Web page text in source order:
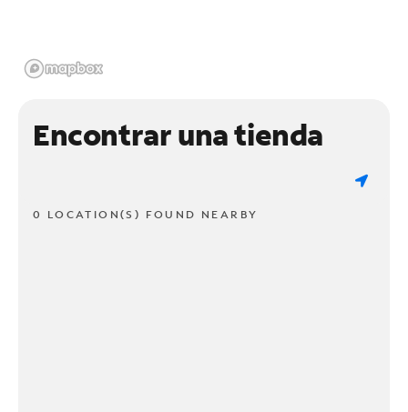
Encontrar una tienda
0 LOCATION(S) FOUND NEARBY